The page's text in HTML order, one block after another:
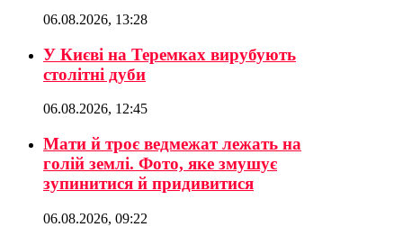
06.08.2026, 13:28
У Києві на Теремках вирубують
столітні дуби
06.08.2026, 12:45
Мати й троє ведмежат лежать на
голій землі. Фото, яке змушує
зупинитися й придивитися
06.08.2026, 09:22